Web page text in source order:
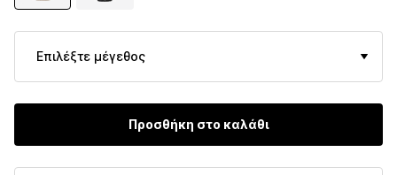
Επιλέξτε μέγεθος
Προσθήκη στο καλάθι